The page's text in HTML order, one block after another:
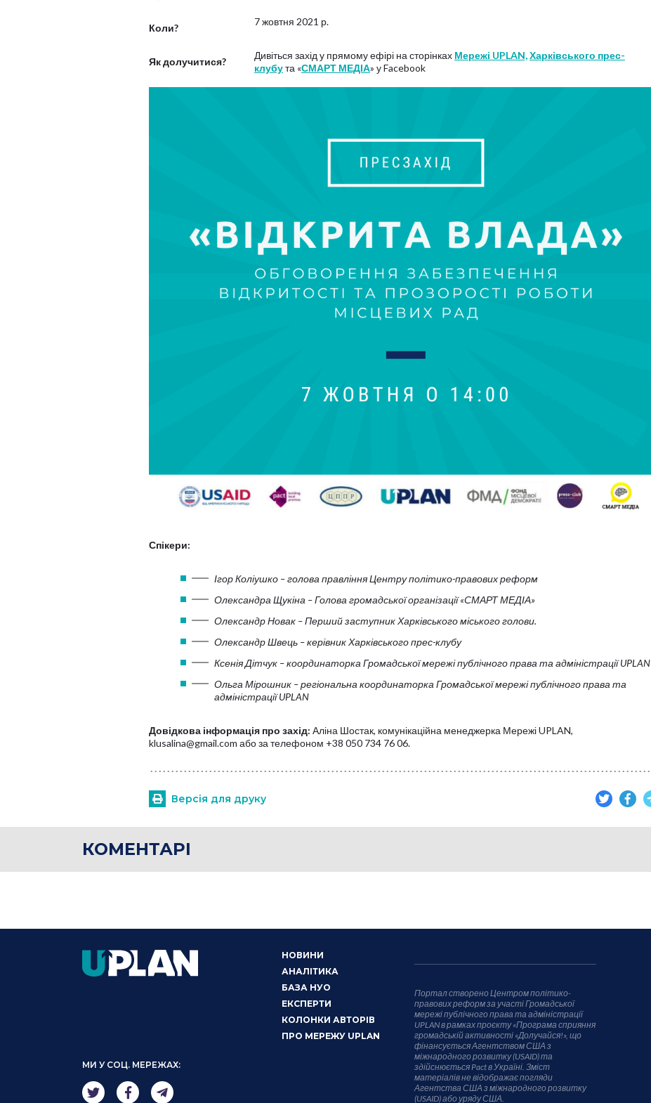
Коли?
Як долучитися?
7 жовтня 2021 р.
Дивіться захід у прямому ефірі на сторінках Мережі UPLAN,Харківського прес-
клубута «СМАРТ МЕДІА» у Facebook
Спікери:
Ігор Коліушко – голова правління Центру політико-правових реформ
Олександра Щукіна – Голова громадської організації «СМАРТ МЕДІА»
Олександр Новак – Перший заступник Харківського міського голови.
Олександр Швець – керівник Харківського прес-клубу
Ксенія Дітчук – координаторка Громадської мережі публічного права та адміністрації UPLAN
Ольга Мірошник – регіональна координаторка Громадської мережі публічного права та
адміністрації UPLAN
Довідкова інформація про захід: Аліна Шостак, комунікаційна менеджерка Мережі UPLAN,
klusalina@gmail.com або за телефоном +38 050 734 76 06.
Версія для друку
КОМЕНТАРІ
МИ У СОЦ. МЕРЕЖАХ:
НОВИНИ
АНАЛІТИКА
БАЗА НУО
ЕКСПЕРТИ
КОЛОНКИ АВТОРІВ
ПРО МЕРЕЖУ UPLAN
Портал створено Центром політико-
правових реформ за участі Громадської
мережі публічного права та адміністрації
UPLAN в рамках проєкту «Програма сприяння
громадській активності «Долучайся!», що
фінансується Агентством США з
міжнародного розвитку (USAID) та
здійснюється Pact в Україні. Зміст
матеріалів не відображає погляди
Агентства США з міжнародного розвитку
(USAID) або уряду США.